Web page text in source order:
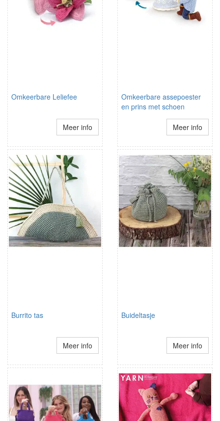
Omkeerbare Leliefee
Meer info
Omkeerbare assepoester
en prins met schoen
Meer info
Burrito tas
Meer info
Buideltasje
Meer info